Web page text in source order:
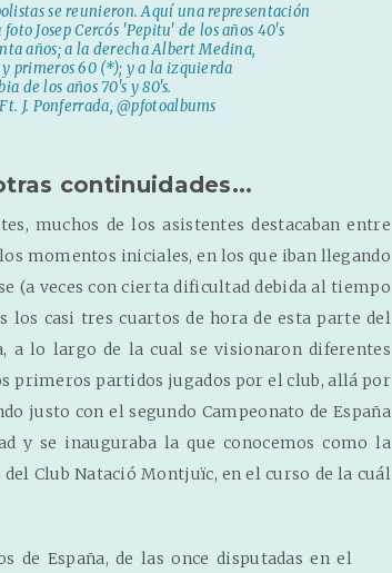
se reunieron. Aquí una representación
Josep Cercós 'Pepitu' de los años 40's
años; a la derecha Albert Medina,
y primeros 60 (*); y a la izquierda
de los años 70's y 80's.
J. Ponferrada, @pfotoalbums
continuidades...
muchos de los asistentes destacaban entre
momentos iniciales, en los que iban llegando
(a veces con cierta dificultad debida al tiempo
​​los casi tres cuartos de hora de esta parte del
a lo largo de la cual se visionaron diferentes
primeros partidos jugados por el club, allá por
justo con el segundo Campeonato de España
y se inauguraba la que conocemos como la
del Club Natació Montjuïc, en el curso de la cuál
de España, de las once disputadas en el